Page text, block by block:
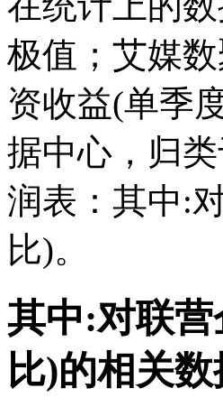
极值；艾媒
资收益(单季
据中心，归
润表：其中:
比)。
其中:对联
比)的相关